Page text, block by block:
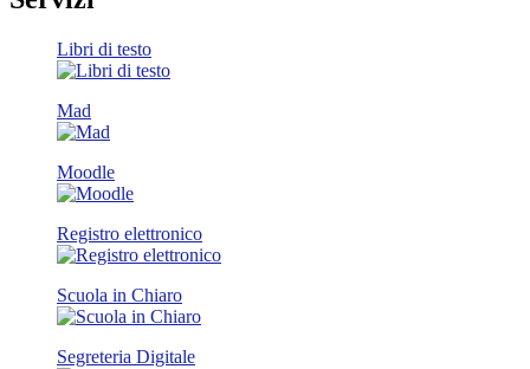
Libri di testo
Mad
Moodle
Registro elettronico
Scuola in Chiaro
Segreteria Digitale